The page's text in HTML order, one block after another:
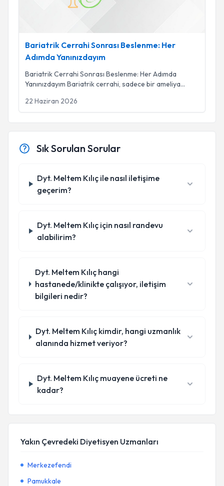
Bariatrik Cerrahi Sonrası Beslenme: Her
Adımda Yanınızdayım
Bariatrik Cerrahi Sonrası Beslenme: Her Adımda
Yanınızdayım Bariatrik cerrahi, sadece bir ameliya...
22 Haziran 2026
Sık Sorulan Sorular
Dyt. Meltem Kılıç ile nasıl iletişime
geçerim?
Dyt. Meltem Kılıç için nasıl randevu
alabilirim?
Dyt. Meltem Kılıç hangi
hastanede/klinikte çalışıyor, iletişim
bilgileri nedir?
Dyt. Meltem Kılıç kimdir, hangi uzmanlık
alanında hizmet veriyor?
Dyt. Meltem Kılıç muayene ücreti ne
kadar?
Yakın Çevredeki Diyetisyen Uzmanları
Merkezefendi
Pamukkale